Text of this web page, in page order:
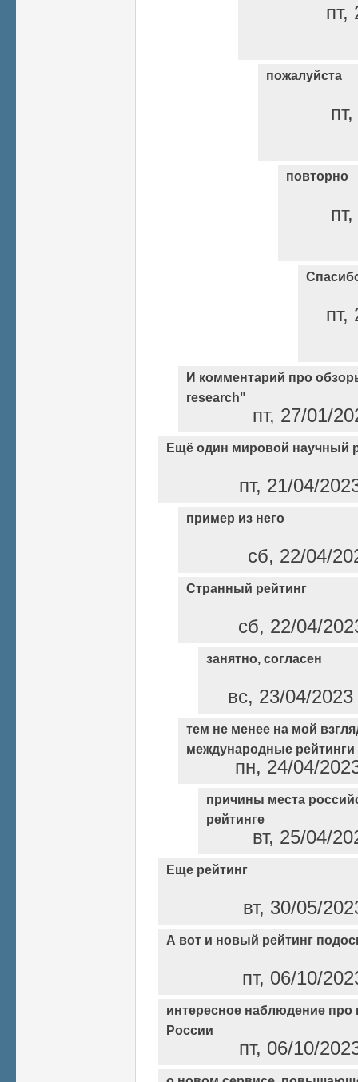
пт,
пожалуйста
повторно
пт,
И комментарий про
research"
пт, 27/01/
Ещё один мировой научный
пт, 21/04/
пример из него
сб, 22/04/
Странный рейтинг
сб, 22/04/
занятно, согласен
вс, 23/04/
тем не менее на мой
международные рейтинги
пн, 24/04/
причины места
рейтинге
вт, 25/04/
Еще рейтинг
вт, 30/05/
А вот и новый рейтинг
пт, 06/10/
интересное наблюдение про
России
пт, 06/10/